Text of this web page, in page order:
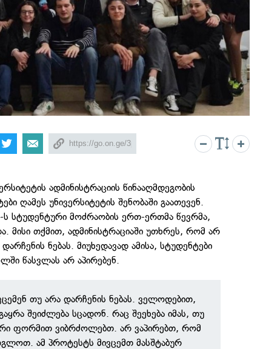
ადმინისტრაციის წინააღმდეგობის
ღამეს უნივერსიტეტის შენობაში გაათევენ.
ს სტუდენტური მოძრაობის ერთ-ერთმა წევრმა,
მისი თქმით, ადმინისტრაციაში უთხრეს, რომ არ
ნებას. მიუხედავად ამისა, სტუდენტები
წასვლას არ აპირებენ.
თუ არა დარჩენის ნებას. ველოდებით,
შეიძლება სცადონ. რაც შეეხება იმას, თუ
ფორმით ვიბრძოლებთ. არ ვაპირებთ, რომ
ამ პროტესტს მივცემთ მასშტაბურ